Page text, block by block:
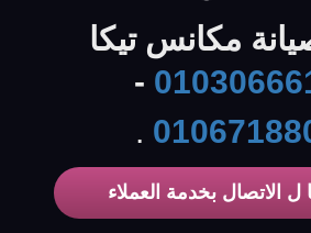
مكانس تيكا
-
.
ل الاتصال بخدمة العملاء